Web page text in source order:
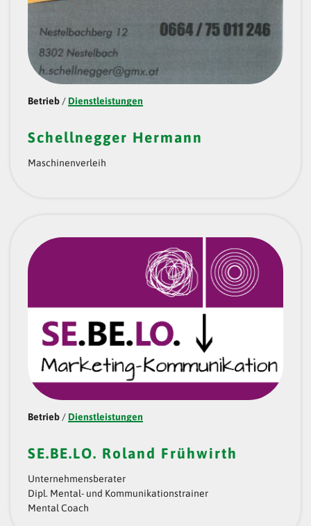
Betrieb / Dienstleistungen
Schellnegger Hermann
Maschinenverleih
Betrieb / Dienstleistungen
SE.BE.LO. Roland Frühwirth
Unternehmensberater
Dipl. Mental- und Kommunikationstrainer
Mental Coach